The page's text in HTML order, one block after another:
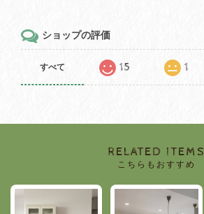
ショップの評価
すべて 15 1
RELATED ITEMS
こちらもおすすめ